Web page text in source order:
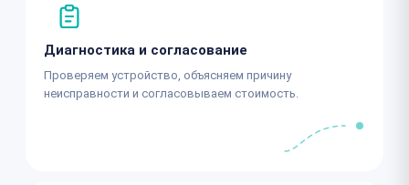
Диагностика и согласование
Проверяем устройство, объясняем причину
неисправности и согласовываем стоимость.